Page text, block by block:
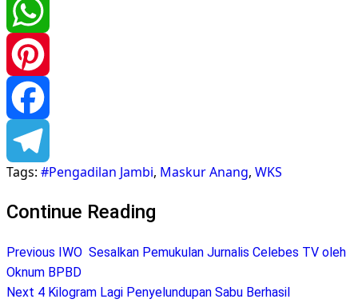
Twitter
WhatsApp
Pinterest
Facebook
Telegram
Tags: #Pengadilan Jambi, Maskur Anang, WKS
Continue Reading
Previous IWO Sesalkan Pemukulan Jurnalis Celebes TV oleh
Oknum BPBD
Next 4 Kilogram Lagi Penyelundupan Sabu Berhasil